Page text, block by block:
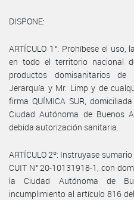
DISPONE:
ARTÍCULO 1°: Prohíbese el
en todo el territorio nacional
productos domisanitarios de
Jerarquía y Mr. Limp y de
firma QUÍMICA SUR,
Ciudad Autónoma de Buenos
debida autorización sanitaria.
ARTÍCULO 2º: Instruyase
CUIT N° 20-10131918-1, con
la Ciudad Autónoma de
incumplimiento al artículo 816